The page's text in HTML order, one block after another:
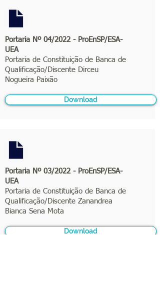
Portaria Nº 04/2022 - ProEnSP/ESA-
UEA
Portaria de Constituição de Banca de
Qualificação/Discente Dirceu
Nogueira Paixão
Download
Portaria Nº 03/2022 - ProEnSP/ESA-
UEA
Portaria de Constituição de Banca de
Qualificação/Discente Zanandrea
Bianca Sena Mota
Download